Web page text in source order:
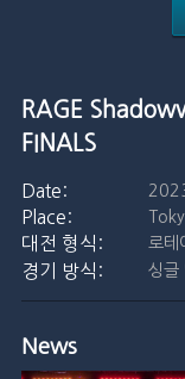
RAGE
FINALS
로테
싱글
News